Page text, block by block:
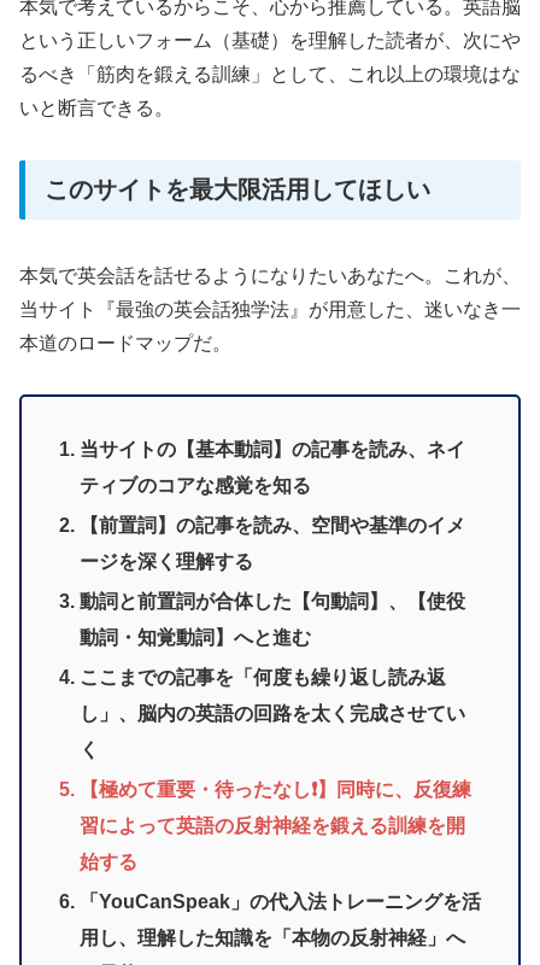
本気で考えているからこそ、心から推薦している。英語脳
という正しいフォーム（基礎）を理解した読者が、次にや
るべき「筋肉を鍛える訓練」として、これ以上の環境はな
いと断言できる。
このサイトを最大限活用してほしい
本気で英会話を話せるようになりたいあなたへ。これが、
当サイト『最強の英会話独学法』が用意した、迷いなき一
本道のロードマップだ。
当サイトの【基本動詞】の記事を読み、ネイ
ティブのコアな感覚を知る
【前置詞】の記事を読み、空間や基準のイメ
ージを深く理解する
動詞と前置詞が合体した【句動詞】、【使役
動詞・知覚動詞】へと進む
ここまでの記事を「何度も繰り返し読み返
し」、脳内の英語の回路を太く完成させてい
く
【極めて重要・待ったなし❗️】同時に、反復練
習によって英語の反射神経を鍛える訓練を開
始する
「YouCanSpeak」の代入法トレーニングを活
用し、理解した知識を「本物の反射神経」へ